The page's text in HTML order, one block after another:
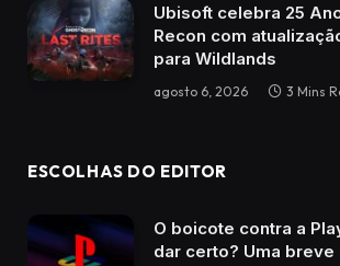
Ubisoft celebra 25
Recon com
para Wildlands
agosto 6, 2026 3 Mins
ESCOLHAS DO EDITOR
O boicote contra a
dar certo? Uma breve